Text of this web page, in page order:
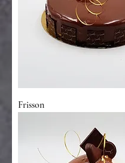
Frisson